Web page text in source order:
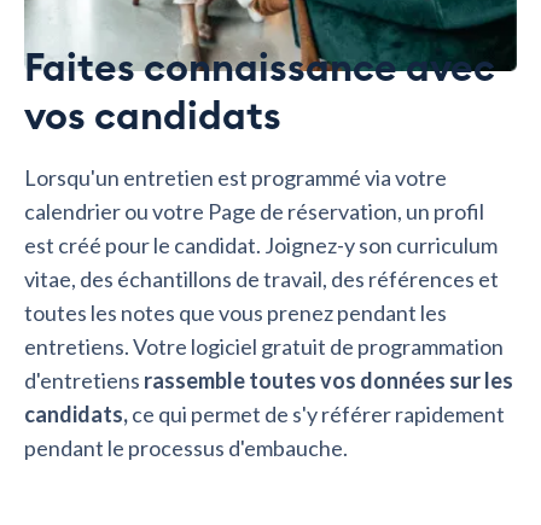
Faites connaissance avec
vos candidats
Lorsqu'un entretien est programmé via votre
calendrier ou votre Page de réservation, un profil
est créé pour le candidat. Joignez-y son curriculum
vitae, des échantillons de travail, des références et
toutes les notes que vous prenez pendant les
entretiens. Votre logiciel gratuit de programmation
d'entretiens rassemble toutes vos données sur les
candidats,ce qui permet de s'y référer rapidement
pendant le processus d'embauche.